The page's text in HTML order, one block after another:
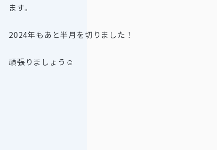
ます。
2024年もあと半月を切りました！
頑張りましょう☺︎